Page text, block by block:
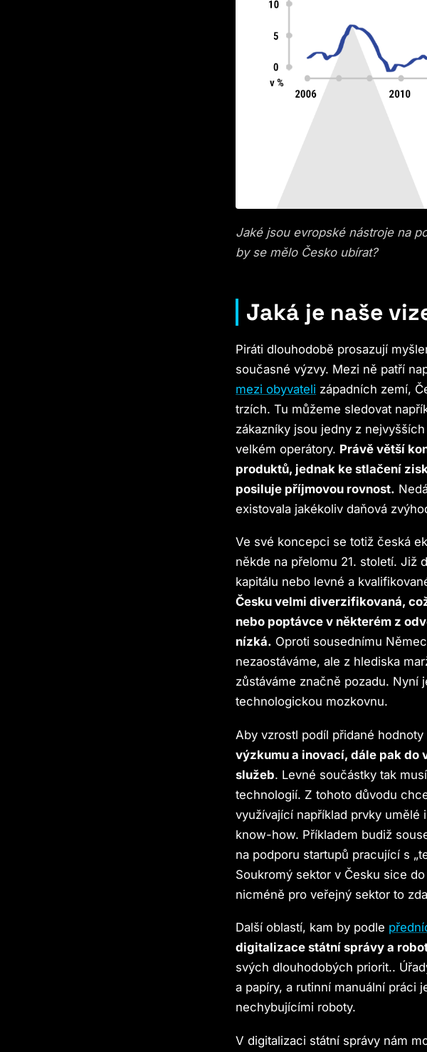
Jaké jsou evropské nástroje na
by se mělo Česko­ ubírat?
Jaká je naše
Piráti dlouhodobě prosazují
současné výzvy. Mezi ně patří
mezi obyvateli západních zemí,
trzích. Tu můžeme sledovat
zákazníky jsou jedny z
velkém operátory. Právě větší
produktů, jednak ke stlačení
posiluje příjmovou rovnost.
existovala jakékoliv daňová
Ve své koncepci se totiž česká
někde na přelomu 21. století. Již
kapitálu nebo levné a
Česku velmi diverzifikovaná,
nebo poptávce v některém z
nízká. Oproti sousednímu
nezaostáváme, ale z hlediska
zůstáváme značně pozadu. Nyní
technologickou mozkovnu.
Aby vzrostl podíl přidané
výzkumu a inovací, dále pak do
služeb. Levné součástky tak
technologií. Z tohoto důvodu
využívající například prvky
know-how. Příkladem budiž
na podporu startupů pracující s
Soukromý sektor v Česku sice
nicméně pro veřejný sektor to
Další oblastí, kam by podle
digitalizace státní správy a
svých dlouhodobých priorit..
a papíry, a rutinní manuální práci
nechybujícími roboty.
V digitalizaci státní správy nám